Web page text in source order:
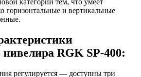
горизонтальные и вертикальные
RGK SP‑400:
регулируется — доступны три